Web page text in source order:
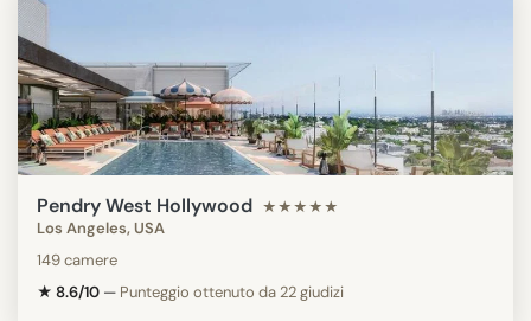
Pendry West Hollywood ★★★★★
Los Angeles, USA
149 camere
★ 8.6/10 — Punteggio ottenuto da 22 giudizi